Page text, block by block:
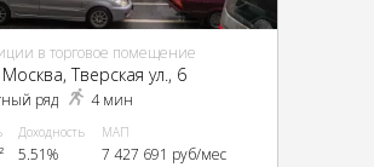
в торговое помещение
Тверская ул., 6
ряд 4 мин
Доходность
5.51%
МАП
7 427 691 руб/мес